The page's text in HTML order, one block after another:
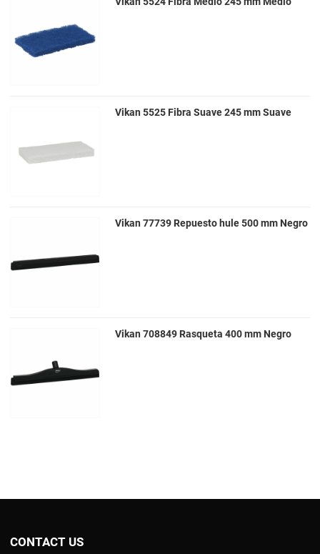
Vikan 5525 Fibra Suave 245 mm Suave
Vikan 77739 Repuesto hule 500 mm Negro
Vikan 708849 Rasqueta 400 mm Negro
CONTACT US